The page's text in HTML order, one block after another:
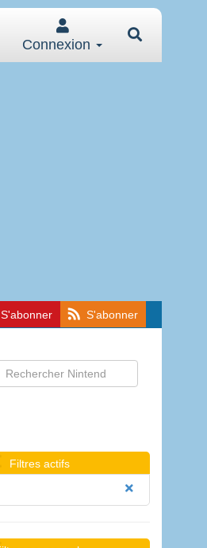
Connexion
S'abonner S'abonner
Filtres actifs